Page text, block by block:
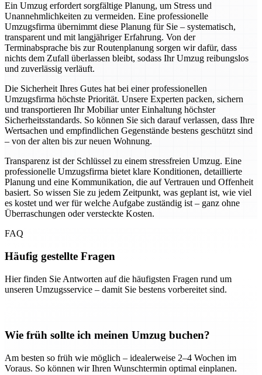
Ein Umzug erfordert sorgfältige Planung, um Stress und
Unannehmlichkeiten zu vermeiden. Eine professionelle
Umzugsfirma übernimmt diese Planung für Sie – systematisch,
transparent und mit langjähriger Erfahrung. Von der
Terminabsprache bis zur Routenplanung sorgen wir dafür, dass
nichts dem Zufall überlassen bleibt, sodass Ihr Umzug reibungslos
und zuverlässig verläuft.
Die Sicherheit Ihres Gutes hat bei einer professionellen
Umzugsfirma höchste Priorität. Unsere Experten packen, sichern
und transportieren Ihr Mobiliar unter Einhaltung höchster
Sicherheitsstandards. So können Sie sich darauf verlassen, dass Ihre
Wertsachen und empfindlichen Gegenstände bestens geschützt sind
– von der alten bis zur neuen Wohnung.
Transparenz ist der Schlüssel zu einem stressfreien Umzug. Eine
professionelle Umzugsfirma bietet klare Konditionen, detaillierte
Planung und eine Kommunikation, die auf Vertrauen und Offenheit
basiert. So wissen Sie zu jedem Zeitpunkt, was geplant ist, wie viel
es kostet und wer für welche Aufgabe zuständig ist – ganz ohne
Überraschungen oder versteckte Kosten.
FAQ
Häufig gestellte Fragen
Hier finden Sie Antworten auf die häufigsten Fragen rund um
unseren Umzugsservice – damit Sie bestens vorbereitet sind.
Wie früh sollte ich meinen Umzug buchen?
Am besten so früh wie möglich – idealerweise 2–4 Wochen im
Voraus. So können wir Ihren Wunschtermin optimal einplanen.